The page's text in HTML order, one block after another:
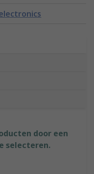
door een
selecteren.